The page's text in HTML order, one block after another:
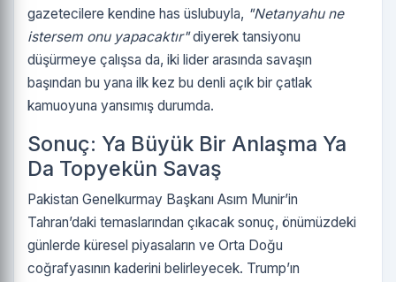
gazetecilere kendine has üslubuyla, "Netanyahu ne
istersem onu yapacaktır"diyerek tansiyonu
düşürmeye çalışsa da, iki lider arasında savaşın
başından bu yana ilk kez bu denli açık bir çatlak
kamuoyuna yansımış durumda.
Sonuç: Ya Büyük Bir Anlaşma Ya
Da Topyekün Savaş
Pakistan Genelkurmay Başkanı Asım Munir’in
Tahran’daki temaslarından çıkacak sonuç, önümüzdeki
günlerde küresel piyasaların ve Orta Doğu
coğrafyasının kaderini belirleyecek. Trump’ın